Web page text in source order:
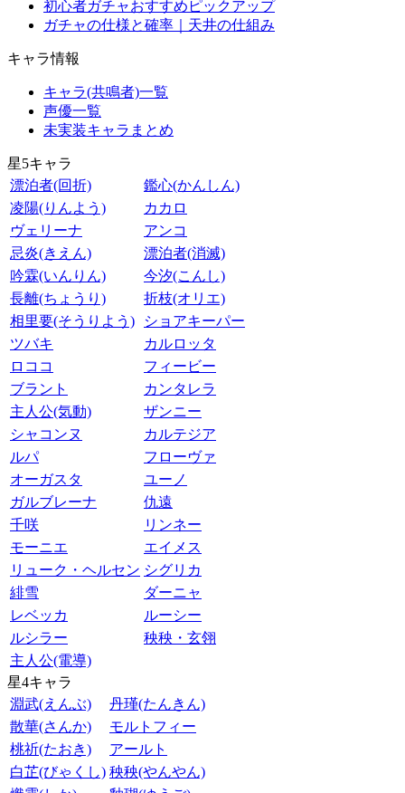
初心者ガチャおすすめピックアップ
ガチャの仕様と確率｜天井の仕組み
キャラ情報
キャラ(共鳴者)一覧
声優一覧
未実装キャラまとめ
星5キャラ
漂泊者(回折)
鑑心(かんしん)
凌陽(りんよう)
カカロ
ヴェリーナ
アンコ
忌炎(きえん)
漂泊者(消滅)
吟霖(いんりん)
今汐(こんし)
長離(ちょうり)
折枝(オリエ)
相里要(そうりよう)
ショアキーパー
ツバキ
カルロッタ
ロココ
フィービー
ブラント
カンタレラ
主人公(気動)
ザンニー
シャコンヌ
カルテジア
ルパ
フローヴァ
オーガスタ
ユーノ
ガルブレーナ
仇遠
千咲
リンネー
モーニエ
エイメス
リューク・ヘルセン シグリカ
緋雪
ダーニャ
レベッカ
ルーシー
ルシラー
秧秧・玄翎
主人公(電導)
星4キャラ
淵武(えんぶ)
丹瑾(たんきん)
散華(さんか)
モルトフィー
桃祈(たおき)
アールト
白芷(びゃくし) 秧秧(やんやん)